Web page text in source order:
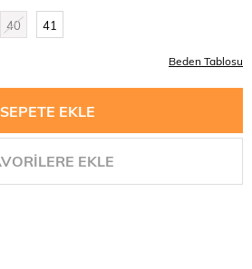
40 41
Beden Tablosu
EKLE